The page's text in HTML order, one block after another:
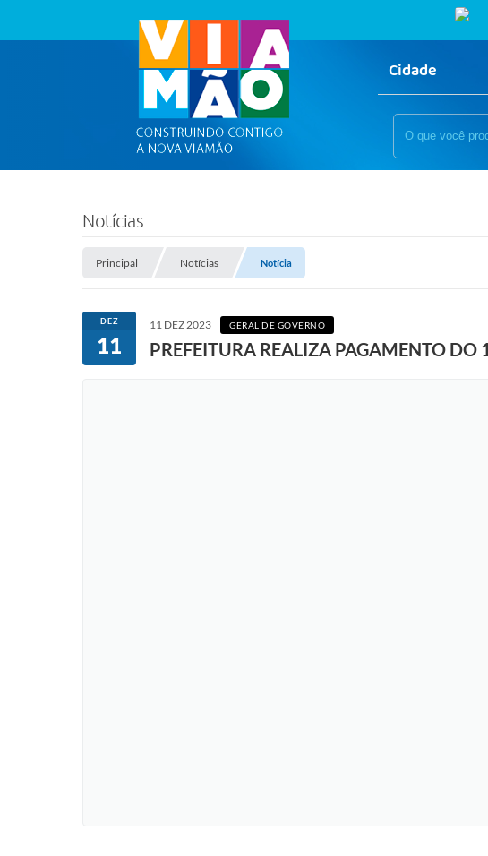
Cidade
Notícias
Principal Notícias Notícia
DEZ
11
11 DEZ 2023 GERAL DE GOVERNO
PREFEITURA REALIZA PAGAMENTO DO